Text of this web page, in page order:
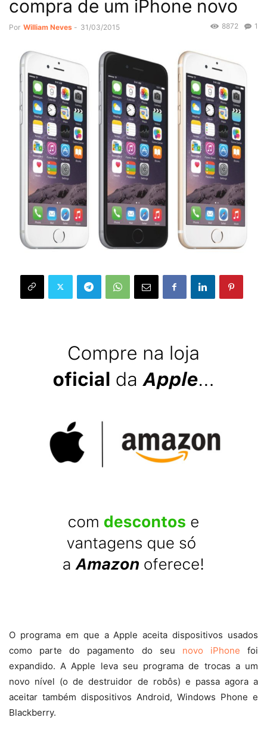
compra de um iPhone novo
Por William Neves - 31/03/2015 1
8872
O programa em que a Apple aceita dispositivos usados
como parte do pagamento do seu novo iPhone foi
expandido. A Apple leva seu programa de trocas a um
novo nível (o de destruidor de robôs) e passa agora a
aceitar também dispositivos Android, Windows Phone e
Blackberry.